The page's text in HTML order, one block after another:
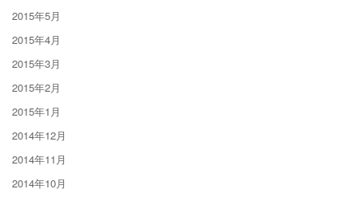
2015年5月
2015年4月
2015年3月
2015年2月
2015年1月
2014年12月
2014年11月
2014年10月